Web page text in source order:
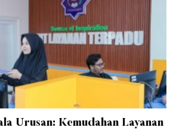
Urusan: Kemudahan Layanan